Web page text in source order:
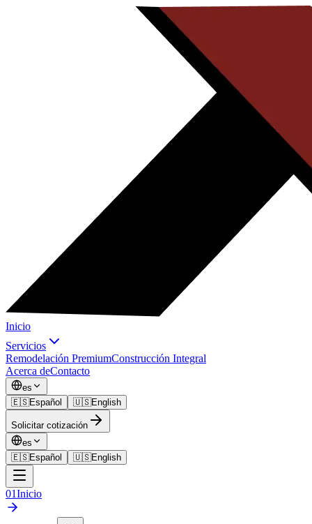
Inicio
Servicios
Remodelación PremiumConstrucción Integral
Acerca deContacto
es
🇪🇸Español 🇺🇸English
Solicitar cotización
es
🇪🇸Español 🇺🇸English
01Inicio